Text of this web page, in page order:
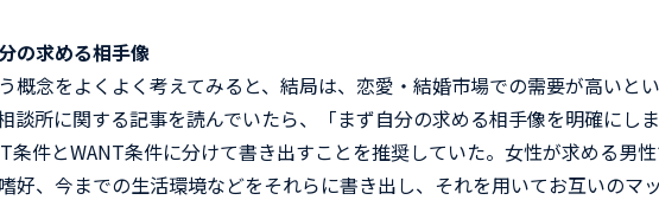
の求める相手像
概念をよくよく考えてみると、結局は、恋愛・結婚市場での需要が高いと
談所に関する記事を読んでいたら、「まず自分の求める相手像を明確にし
条件とWANT条件に分けて書き出すことを推奨していた。女性が求める男
好、今までの生活環境などをそれらに書き出し、それを用いてお互いのマ